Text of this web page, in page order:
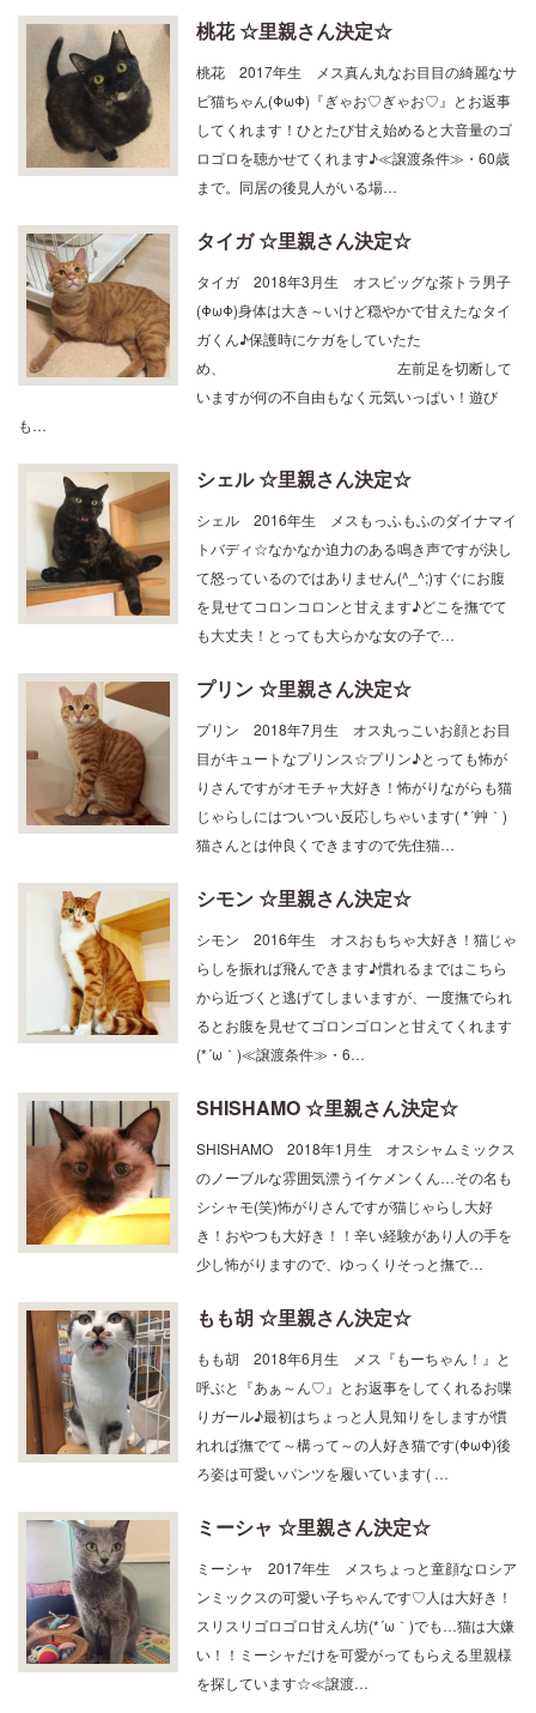
桃花 ☆里親さん決定☆
桃花 2017年生 メス真ん丸なお目目の綺麗なサ
ビ猫ちゃん(ΦωΦ)『ぎゃお♡ぎゃお♡』とお返事
してくれます！ひとたび甘え始めると大音量のゴ
ロゴロを聴かせてくれます♪≪譲渡条件≫・60歳
まで。同居の後見人がいる場…
タイガ ☆里親さん決定☆
タイガ 2018年3月生 オスビッグな茶トラ男子
(ΦωΦ)身体は大き～いけど穏やかで甘えたなタイ
ガくん♪保護時にケガをしていたた
め、 左前足を切断して
いますが何の不自由もなく元気いっぱい！遊び
も…
シェル ☆里親さん決定☆
シェル 2016年生 メスもっふもふのダイナマイ
トバディ☆なかなか迫力のある鳴き声ですが決し
て怒っているのではありません(^_^;)すぐにお腹
を見せてコロンコロンと甘えます♪どこを撫でて
も大丈夫！とっても大らかな女の子で…
プリン ☆里親さん決定☆
プリン 2018年7月生 オス丸っこいお顔とお目
目がキュートなプリンス☆プリン♪とっても怖が
りさんですがオモチャ大好き！怖がりながらも猫
じゃらしにはついつい反応しちゃいます( *´艸｀)
猫さんとは仲良くできますので先住猫…
シモン ☆里親さん決定☆
シモン 2016年生 オスおもちゃ大好き！猫じゃ
らしを振れば飛んできます♪慣れるまではこちら
から近づくと逃げてしまいますが、一度撫でられ
るとお腹を見せてゴロンゴロンと甘えてくれます
(*´ω｀)≪譲渡条件≫・6…
SHISHAMO ☆里親さん決定☆
SHISHAMO 2018年1月生 オスシャムミックス
のノーブルな雰囲気漂うイケメンくん…その名も
シシャモ(笑)怖がりさんですが猫じゃらし大好
き！おやつも大好き！！辛い経験があり人の手を
少し怖がりますので、ゆっくりそっと撫で…
もも胡 ☆里親さん決定☆
もも胡 2018年6月生 メス『もーちゃん！』と
呼ぶと『あぁ～ん♡』とお返事をしてくれるお喋
りガール♪最初はちょっと人見知りをしますが慣
れれば撫でて～構って～の人好き猫です(ΦωΦ)後
ろ姿は可愛いパンツを履いています( …
ミーシャ ☆里親さん決定☆
ミーシャ 2017年生 メスちょっと童顔なロシア
ンミックスの可愛い子ちゃんです♡人は大好き！
スリスリゴロゴロ甘えん坊(*´ω｀)でも…猫は大嫌
い！！ミーシャだけを可愛がってもらえる里親様
を探しています☆≪譲渡…